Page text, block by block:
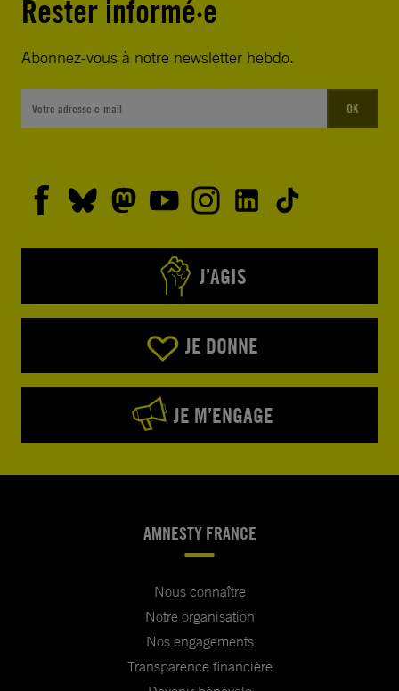
Rester informé·e
Abonnez-vous à notre newsletter hebdo.
OK
J’AGIS
JE DONNE
JE M’ENGAGE
AMNESTY FRANCE
Nous connaître
Notre organisation
Nos engagements
Transparence financière